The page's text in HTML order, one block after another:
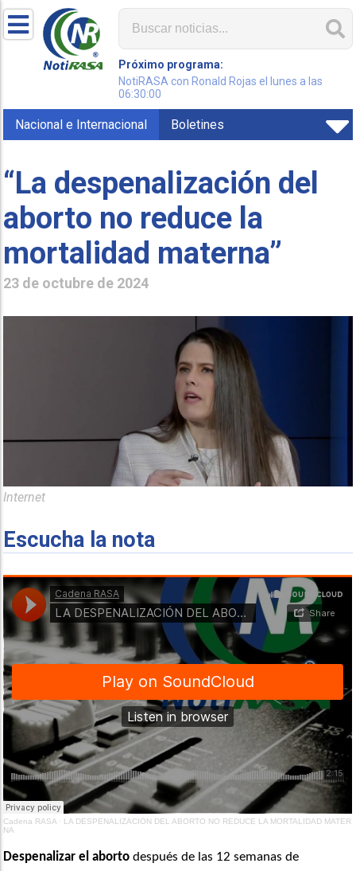
Próximo programa:
NotiRASA con Ronald Rojas el lunes a las
06:30:00
Nacional e Internacional Boletines
“La despenalización del
aborto no reduce la
mortalidad materna”
23 de octubre de 2024
Internet
Escucha la nota
Cadena RASA · LA DESPENALIZACIÓN DEL ABORTO NO REDUCE LA MORTALIDAD MATER
NA
Despenalizar el aborto después de las 12 semanas de